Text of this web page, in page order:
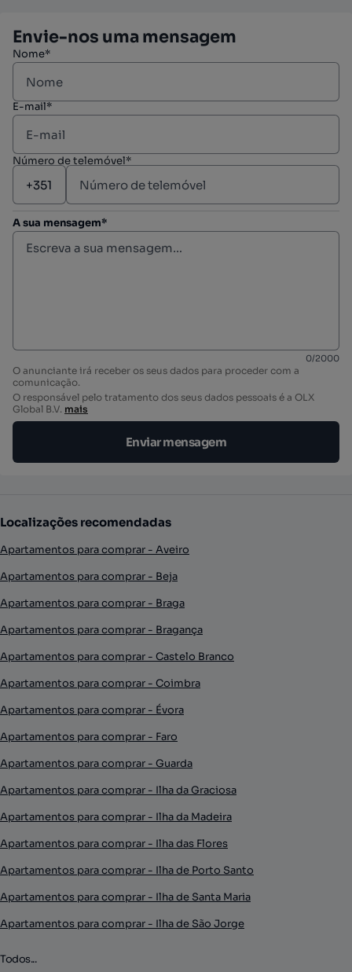
Envie-nos uma mensagem
Nome*
E-mail*
Número de telemóvel*
A sua mensagem*
0/2000
O anunciante irá receber os seus dados para proceder com a
comunicação.
O responsável pelo tratamento dos seus dados pessoais é a OLX
Global B.V. mais
Enviar mensagem
Localizações recomendadas
Apartamentos para comprar - Aveiro
Apartamentos para comprar - Beja
Apartamentos para comprar - Braga
Apartamentos para comprar - Bragança
Apartamentos para comprar - Castelo Branco
Apartamentos para comprar - Coimbra
Apartamentos para comprar - Évora
Apartamentos para comprar - Faro
Apartamentos para comprar - Guarda
Apartamentos para comprar - Ilha da Graciosa
Apartamentos para comprar - Ilha da Madeira
Apartamentos para comprar - Ilha das Flores
Apartamentos para comprar - Ilha de Porto Santo
Apartamentos para comprar - Ilha de Santa Maria
Apartamentos para comprar - Ilha de São Jorge
Todos...